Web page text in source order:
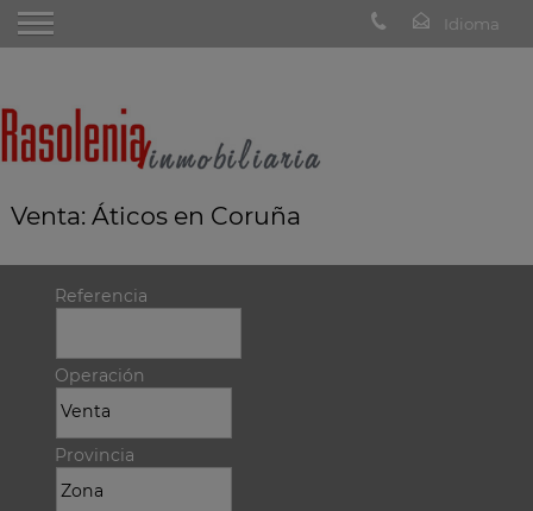
Venta: Áticos en Coruña
Referencia
Operación
Provincia